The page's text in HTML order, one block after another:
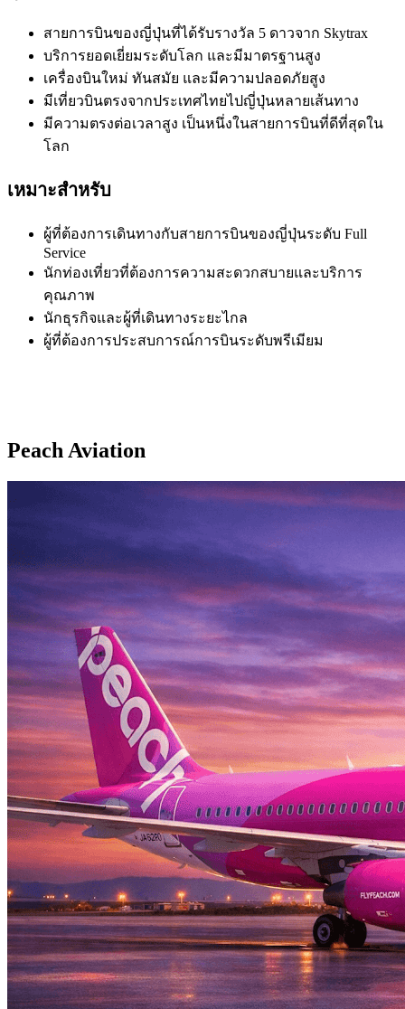
สายการบินของญี่ปุ่นที่ได้รับรางวัล 5 ดาวจาก Skytrax
บริการยอดเยี่ยมระดับโลก และมีมาตรฐานสูง
เครื่องบินใหม่ ทันสมัย และมีความปลอดภัยสูง
มีเที่ยวบินตรงจากประเทศไทยไปญี่ปุ่นหลายเส้นทาง
มีความตรงต่อเวลาสูง เป็นหนึ่งในสายการบินที่ดีที่สุดใน
โลก
เหมาะสำหรับ
ผู้ที่ต้องการเดินทางกับสายการบินของญี่ปุ่นระดับ Full
Service
นักท่องเที่ยวที่ต้องการความสะดวกสบายและบริการ
คุณภาพ
นักธุรกิจและผู้ที่เดินทางระยะไกล
ผู้ที่ต้องการประสบการณ์การบินระดับพรีเมียม
Peach Aviation